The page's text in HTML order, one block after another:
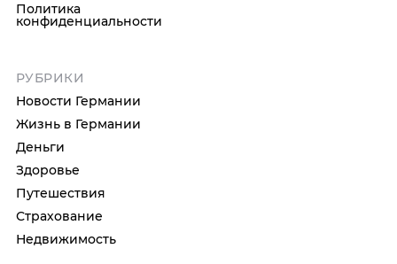
Политика
конфиденциальности
РУБРИКИ
Новости Германии
Жизнь в Германии
Деньги
Здоровье
Путешествия
Страхование
Недвижимость